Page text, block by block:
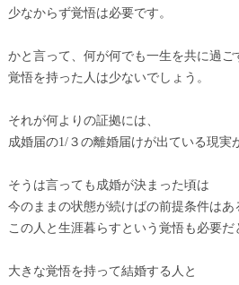
少なからず覚悟は必要です。
かと言って、何が何でも一生を共に過ご
覚悟を持った人は少ないでしょう。
それが何よりの証拠には、
成婚届の1/３の離婚届けが出ている現実
そうは言っても成婚が決まった頃は
今のままの状態が続けばの前提条件はあ
この人と生涯暮らすという覚悟も必要だ
大きな覚悟を持って結婚する人と